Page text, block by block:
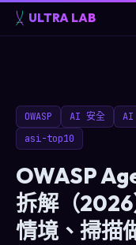
ULTRA LAB
OWASP AI 安全 AI
asi-top10
OWASP
拆解（
情境、掃描